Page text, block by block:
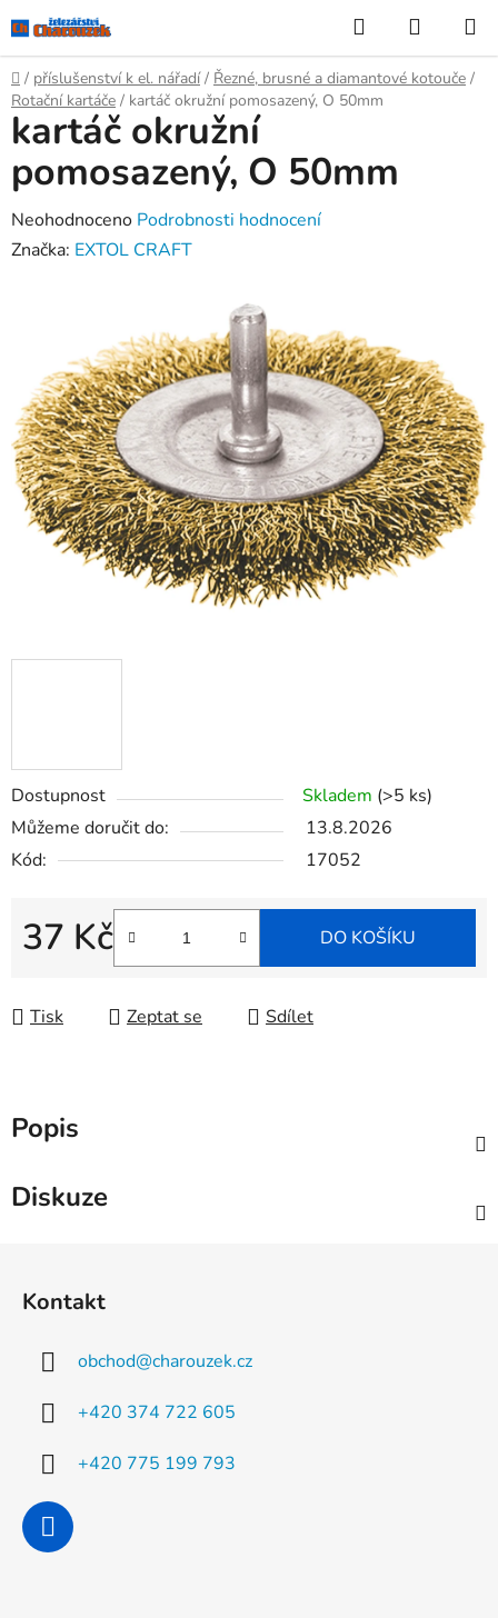
na
obsah
Hledat
KOŠÍK
Domů
/ příslušenství k el. nářadí / Řezné, brusné a diamantové kotouče /
Rotační kartáče / kartáč okružní pomosazený, O 50mm
Dostupnost Skladem (>5 ks)
Můžeme doručit do:
13.8.2026
Kód:
17052
37 Kč
Měrná cena:
DO KOŠÍKU
Tisk Zeptat se Sdílet
kartáč okružní
pomosazený, O 50mm
Průměrné
hodnocení
hvězdiček.
Neohodnoceno Podrobnosti hodnocení
Značka: EXTOL CRAFT
Popis
Diskuze
Kontakt
obchod@charouzek.cz
+420 374 722 605
+420 775 199 793